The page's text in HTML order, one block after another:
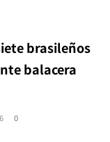
brasileños
balacera
0